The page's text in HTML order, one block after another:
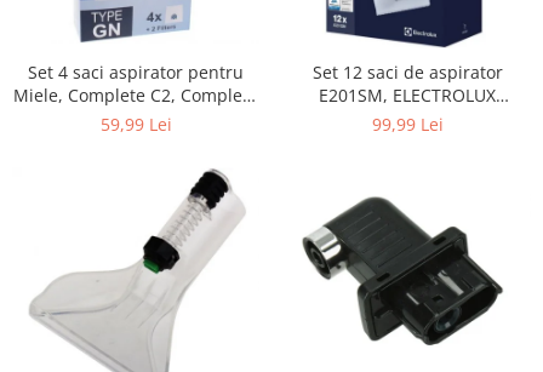
Set 4 saci aspirator pentru
Miele, Complete C2, Complete
C3, Classic C1, S8, S5, S2,
59,99 Lei
Set 12 saci de aspirator
E201SM, ELECTROLUX
9001684811, CLASSIC LONG
99,99 Lei